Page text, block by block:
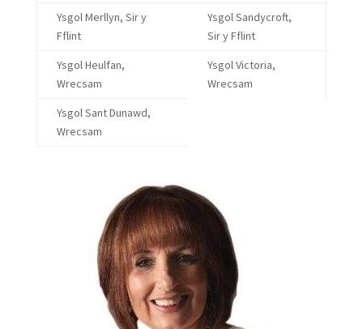
Ysgol Merllyn, Sir y
Fflint
Ysgol Sandycroft,
Sir y Fflint
Ysgol Heulfan,
Wrecsam
Ysgol Victoria,
Wrecsam
Ysgol Sant Dunawd,
Wrecsam